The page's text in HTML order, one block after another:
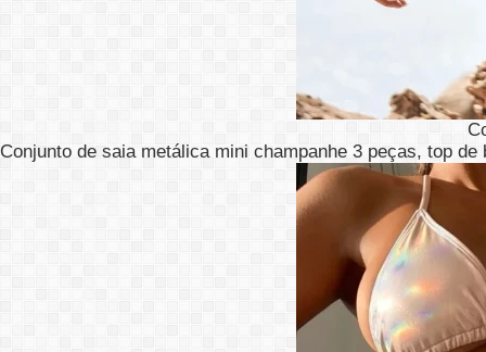
Conjunto de saia metálica mini champanhe 3 peças, top